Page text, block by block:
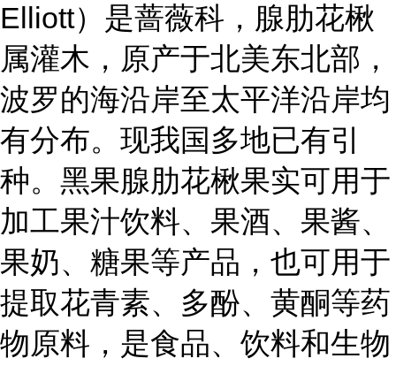
Elliott）是蔷薇科，腺肋花楸
属灌木，原产于北美东北部，
波罗的海沿岸至太平洋沿岸均
有分布。现我国多地已有引
种。黑果腺肋花楸果实可用于
加工果汁饮料、果酒、果酱、
果奶、糖果等产品，也可用于
提取花青素、多酚、黄酮等药
物原料，是食品、饮料和生物